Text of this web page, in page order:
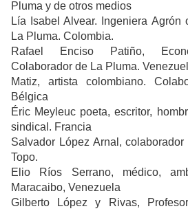
Pluma y de otros medios
Lía Isabel Alvear. Ingeniera Agrón
La Pluma. Colombia.
Rafael Enciso Patiño,
Colaborador de La Pluma.
Matiz, artista colombiano.
Bélgica
Éric Meyleuc poeta, escritor,
sindical. Francia
Salvador López Arnal,
Topo.
Elio Ríos Serrano, médico,
Maracaibo, Venezuela
Gilberto López y Rivas,